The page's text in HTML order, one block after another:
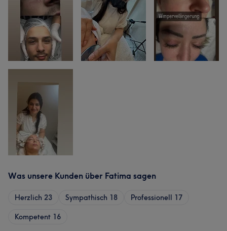
Was unsere Kunden über Fatima sagen
Herzlich 23 Sympathisch 18 Professionell 17
Kompetent 16